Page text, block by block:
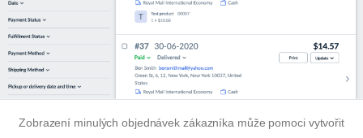
Zobrazení minulých objednávek zákazníka může pomoci vytvořit